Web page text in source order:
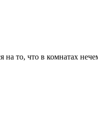
то, что в комнатах